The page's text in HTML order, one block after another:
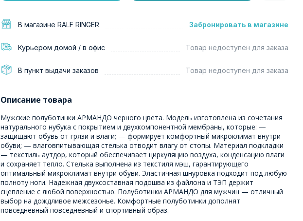
В магазине RALF RINGER Забронировать в магазине
Курьером домой / в офис Товар недоступен для заказа
В пункт выдачи заказов Товар недоступен для заказа
Описание товара
Мужские полуботинки АРМАНДО черного цвета. Модель изготовлена из сочетания
натурального нубука с покрытием и двухкомпонентной мембраны, которые: —
защищают обувь от грязи и влаги; — формирует комфортный микроклимат внутри
обуви; — влаговпитывающая стелька отводит влагу от стопы. Материал подкладки
— текстиль аутдор, который обеспечивает циркуляцию воздуха, конденсацию влаги
и сохраняет тепло. Стелька выполнена из текстиля мэш, гарантирующего
оптимальный микроклимат внутри обуви. Эластичная шнуровка подходит под любую
полноту ноги. Надежная двухсоставная подошва из файлона и ТЭП держит
сцепление с любой поверхностью. Полуботинки АРМАНДО для мужчин — отличный
выбор на дождливое межсезонье. Комфортные полуботинки дополнят
повседневный повседневный и спортивный образ.